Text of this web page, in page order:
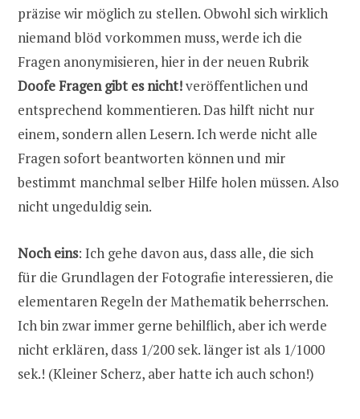
präzise wir möglich zu stellen. Obwohl sich wirklich
niemand blöd vorkommen muss, werde ich die
Fragen anonymisieren, hier in der neuen Rubrik
Doofe Fragen gibt es nicht!veröffentlichen und
entsprechend kommentieren. Das hilft nicht nur
einem, sondern allen Lesern. Ich werde nicht alle
Fragen sofort beantworten können und mir
bestimmt manchmal selber Hilfe holen müssen. Also
nicht ungeduldig sein.
Noch eins: Ich gehe davon aus, dass alle, die sich
für die Grundlagen der Fotografie interessieren, die
elementaren Regeln der Mathematik beherrschen.
Ich bin zwar immer gerne behilflich, aber ich werde
nicht erklären, dass 1/200 sek. länger ist als 1/1000
sek.! (Kleiner Scherz, aber hatte ich auch schon!)